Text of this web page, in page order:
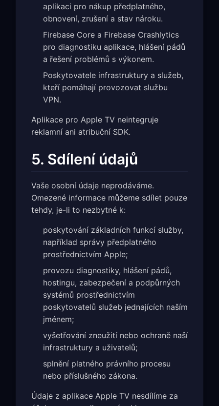
aplikaci pro nákup předplatného,
obnovení, zrušení a stav nároku.
Firebase Core a Firebase Crashlytics
pro diagnostiku aplikace, hlášení pádů
a řešení problémů s výkonem.
Poskytovatele infrastruktury a služeb,
kteří pomáhají provozovat službu
VPN.
Aplikace pro Apple TV neintegruje
reklamní ani atribuční SDK.
5. Sdílení údajů
Vaše osobní údaje neprodáváme.
Omezené informace můžeme sdílet pouze
tehdy, je-li to nezbytné k:
poskytování základních funkcí služby,
například správy předplatného
prostřednictvím Apple;
provozu diagnostiky, hlášení pádů,
hostingu, zabezpečení a podpůrných
systémů prostřednictvím
poskytovatelů služeb jednajících naším
jménem;
vyšetřování zneužití nebo ochraně naší
infrastruktury a uživatelů;
splnění platného právního procesu
nebo příslušného zákona.
Údaje z aplikace Apple TV nesdílíme za